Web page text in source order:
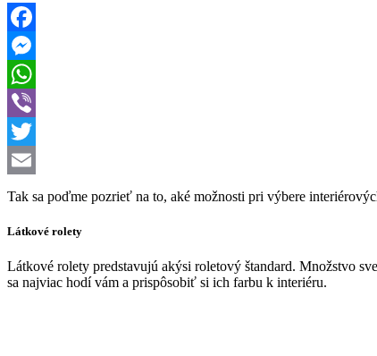
Facebook
Messenger
WhatsApp
Viber
Twitter
Email
Tak sa poďme pozrieť na to, aké možnosti pri výbere
Látkové rolety
Látkové rolety predstavujú akýsi roletový štandard. Množstvo
sa najviac hodí vám a prispôsobiť si ich farbu k interiéru.